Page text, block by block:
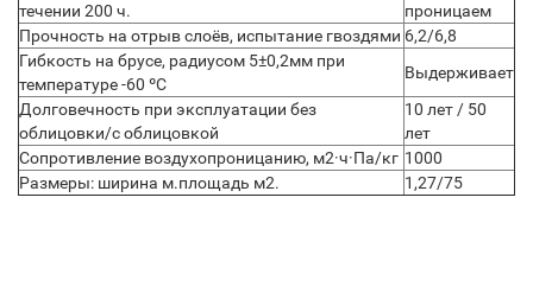
течении 200 ч.
проницаем
Прочность на отрыв слоёв, испытание гвоздями 6,2/6,8
Гибкость на брусе, радиусом 5±0,2мм при
температуре -60 ºС
Выдерживает
Долговечность при эксплуатации без
облицовки/с облицовкой
10 лет / 50
лет
Сопротивление воздухопроницанию, м2·ч·Па/кг 1000
Размеры: ширина м.площадь м2.
1,27/75